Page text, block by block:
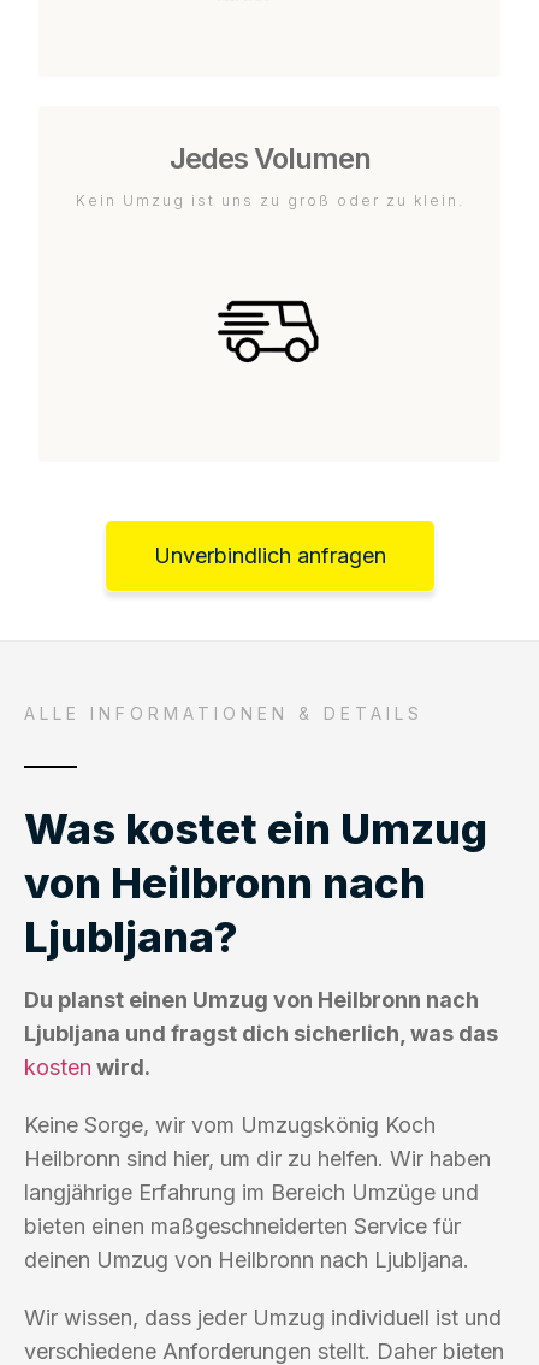
Jedes Volumen
Kein Umzug ist uns zu groß oder zu klein.
Unverbindlich anfragen
ALLE INFORMATIONEN & DETAILS
Was kostet ein Umzug
von Heilbronn nach
Ljubljana?
Du planst einen Umzug von Heilbronn nach
Ljubljana und fragst dich sicherlich, was das
kosten wird.
Keine Sorge, wir vom Umzugskönig Koch
Heilbronn sind hier, um dir zu helfen. Wir haben
langjährige Erfahrung im Bereich Umzüge und
bieten einen maßgeschneiderten Service für
deinen Umzug von Heilbronn nach Ljubljana.
Wir wissen, dass jeder Umzug individuell ist und
verschiedene Anforderungen stellt. Daher bieten